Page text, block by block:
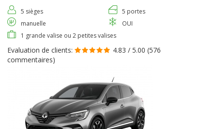
5 sièges
5 portes
manuelle
OUI
1 grande valise ou 2 petites valises
Evaluation de clients: 4.83 / 5.00 (576
commentaires)